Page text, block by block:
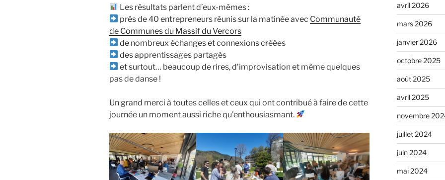
Les résultats parlent d’eux-mêmes :
près de 40 entrepreneurs réunis sur la matinée avec Communauté
de Communes du Massif du Vercors
de nombreux échanges et connexions créées
des apprentissages partagés
et surtout… beaucoup de rires, d’improvisation et même quelques
pas de danse !
Un grand merci à toutes celles et ceux qui ont contribué à faire de cette
journée un moment aussi riche qu’enthousiasmant.
avril 2026
mars 2026
janvier 2026
octobre 2025
août 2025
avril 2025
novembre
juillet 2024
juin 2024
mai 2024